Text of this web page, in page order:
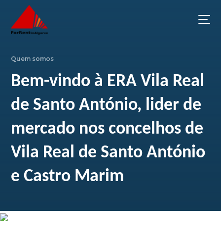
Quem somos
Bem-vindo à ERA Vila Real
de Santo António, lider de
mercado nos concelhos de
Vila Real de Santo António
e Castro Marim